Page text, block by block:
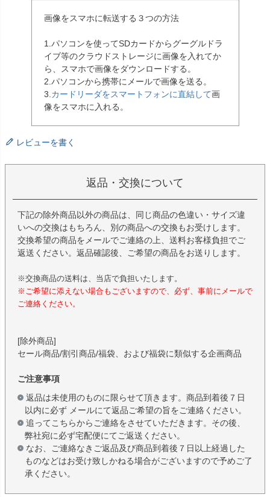
画像をスマホに転送する３つの方法
1.パソコンを使ってSDカードからグーグルドラ
イブ等のクラウドストレージに画像を入れてか
ら、スマホで画像をダウンロードする。
2.パソコンから携帯にメールで画像を送る。
3.カードリーダをスマートフォンに直結して画
像をスマホに入れる。
レビューを書く
返品・交換について
下記の除外商品以外の商品は、同じ商品の色違い・サイズ違
いへの交換はもちろん、別の商品への交換もお受けします。
交換希望の商品をメールでご連絡の上、送料お客様負担でご
返送ください。返品確認後、ご希望の商品をお送りします。
※交換商品の送料は、当店で負担いたします。
※ご希望に添えない場合もございますので、必ず、事前にメールで
ご連絡ください。
[除外商品]
セール商品/割引商品/福袋、および福袋に類似する企画商品
ご注意事項
返品は未使用のものに限らせて頂きます。商品到着後７日
以内に必ず メールにて返品ご希望の旨をご連絡ください。
追ってこちらからご連絡をさせていただきます。その後、
弊社宛に必ず宅配便にてご返送ください。
なお、ご連絡なきご返品及び商品到着後７日以上経過した
ものなどはお受け致しかねる場合がございますので予めご了
承ください。